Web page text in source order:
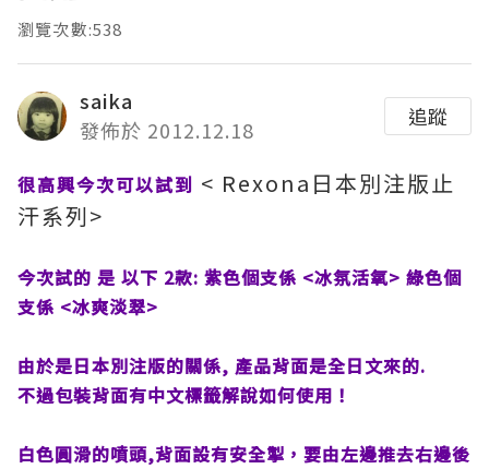
瀏覽次數:538
saika
發佈於 2012.12.18
追蹤
很高興今次可以試到 < Rexona日本別注版止
汗系列>
今次試的 是 以下 2款: 紫色個支係 <冰氛活氧> 綠色個
支係 <冰爽淡翠>
由於是日本別注版的關係, 產品背面是全日文來的.
不過包裝背面有中文標籤解說如何使用！
白色圓滑的噴頭,背面設有安全掣，要由左邊推去右邊後